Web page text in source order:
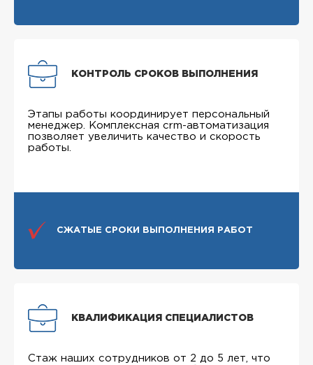
КОНТРОЛЬ СРОКОВ ВЫПОЛНЕНИЯ
Этапы работы координирует персональный
менеджер. Комплексная crm-автоматизация
позволяет увеличить качество и скорость
работы.
СЖАТЫЕ СРОКИ ВЫПОЛНЕНИЯ РАБОТ
КВАЛИФИКАЦИЯ СПЕЦИАЛИСТОВ
Стаж наших сотрудников от 2 до 5 лет, что